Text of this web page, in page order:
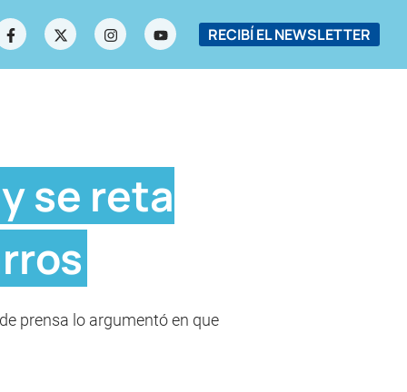
RECIBÍ EL NEWSLETTER
se reta
prensa lo argumentó en que